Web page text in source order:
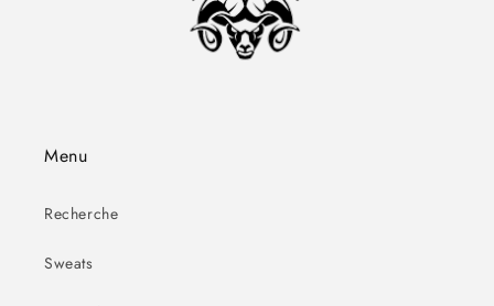
Menu
Recherche
Sweats